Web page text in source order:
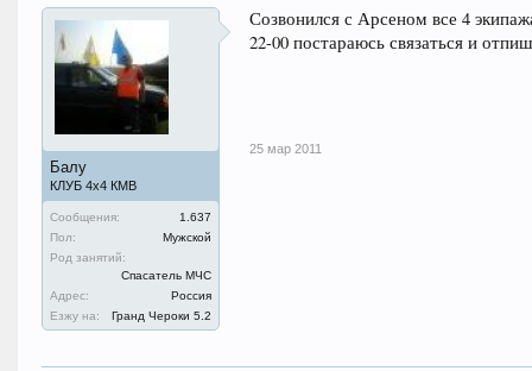
Балу
КЛУБ 4х4 КМВ
Сообщения:
1.637
Пол:
Мужской
Род занятий:
Спасатель МЧС
Адрес:
Россия
Езжу на:
Гранд Чероки 5.2
Созвонился с Арсеном все 4
22-00 постараюсь связаться и
25 мар 2011